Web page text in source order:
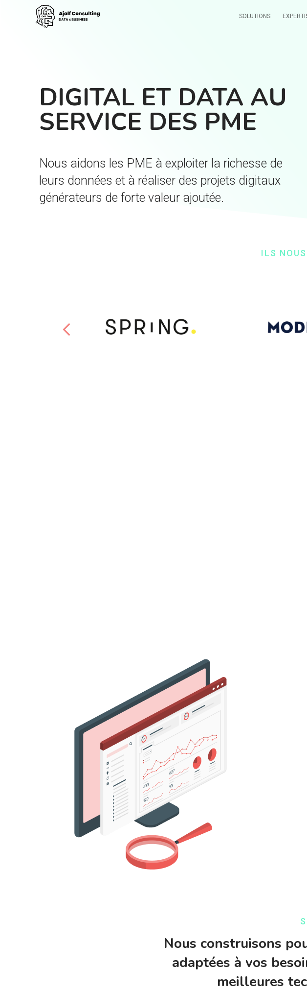
SOLUTIONS
DIGITAL ET DATA AU
SERVICE DES PME
Nous aidons les PME à exploiter la richesse de
leurs données et à réaliser des projets digitaux
générateurs de forte valeur ajoutée.
ILS
Nous construisons
adaptées à vos
meilleures